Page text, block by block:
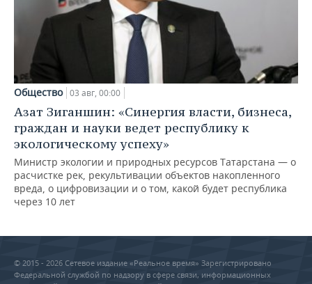
Общество 03 авг, 00:00
Азат Зиганшин: «Синергия власти, бизнеса,
граждан и науки ведет республику к
экологическому успеху»
Министр экологии и природных ресурсов Татарстана — о
расчистке рек, рекультивации объектов накопленного
вреда, о цифровизации и о том, какой будет республика
через 10 лет
© 2015 - 2026 Сетевое издание «Реальное время» Зарегистрировано
Федеральной службой по надзору в сфере связи, информационных